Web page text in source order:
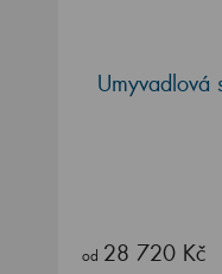
od 28 720 Kč